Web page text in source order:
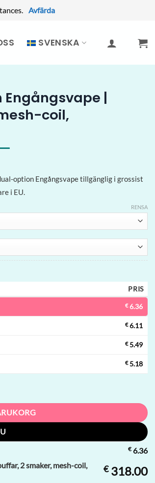
Avfärda
SVENSKA
Engångsvape |
coil,
option Engångsvape tillgänglig i grossist
i EU.
RENSA
PRIS
€6.36
€6.11
€5.49
€5.18
mesh-coil, engångsvape grossist mängd
€6.36
2 smaker, mesh-coil,
€318.00